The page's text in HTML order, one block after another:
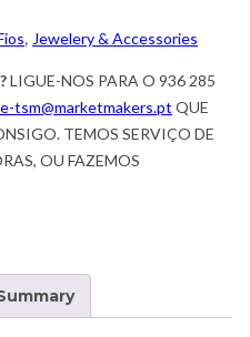
, Jewelery & Accessories
LIGUE-NOS PARA O 936 285
tsm@marketmakers.pt QUE
TEMOS SERVIÇO DE
OU FAZEMOS